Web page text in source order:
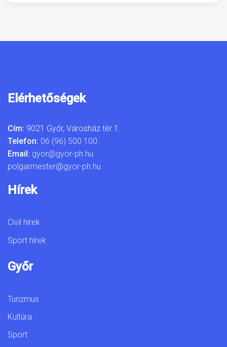
Elérhetőségek
Cím: 9021 Győr, Városház tér 1.
Telefon: 06 (96) 500 100
Email: gyor@gyor-ph.hu
polgarmester@gyor-ph.hu
Hírek
Civil hírek
Sport hírek
Győr
Turizmus
Kultúra
Sport